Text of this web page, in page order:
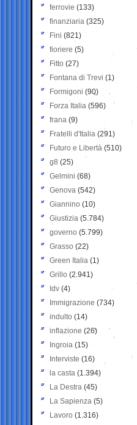
ferrovie (133)
finanziaria (325)
Fini (821)
fioriere (5)
Fitto (27)
Fontana di Trevi (1)
Formigoni (90)
Forza Italia (596)
frana (9)
Fratelli d'Italia (291)
Futuro e Libertà (510)
g8 (25)
Gelmini (68)
Genova (542)
Giannino (10)
Giustizia (5.784)
governo (5.799)
Grasso (22)
Green Italia (1)
Grillo (2.941)
Idv (4)
Immigrazione (734)
indulto (14)
inflazione (26)
Ingroia (15)
Interviste (16)
la casta (1.394)
La Destra (45)
La Sapienza (5)
Lavoro (1.316)